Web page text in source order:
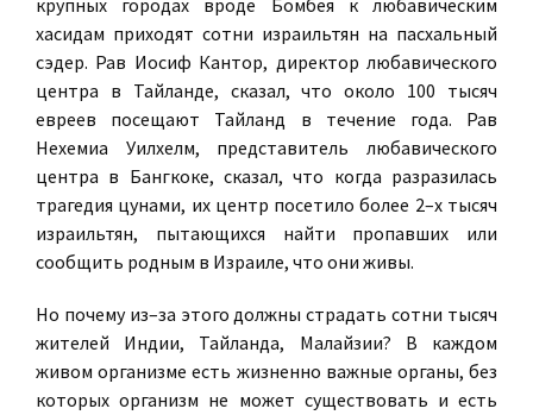
крупных городах вроде Бомбея к любавическим
хасидам приходят сотни израильтян на пасхальный
сэдер. Рав Иосиф Кантор, директор любавического
центра в Тайланде, сказал, что около 100 тысяч
евреев посещают Тайланд в течение года. Рав
Нехемиа Уилхелм, представитель любавического
центра в Бангкоке, сказал, что когда разразилась
трагедия цунами, их центр посетило более 2–х тысяч
израильтян, пытающихся найти пропавших или
сообщить родным в Израиле, что они живы.
Но почему из–за этого должны страдать сотни тысяч
жителей Индии, Тайланда, Малайзии? В каждом
живом организме есть жизненно важные органы, без
которых организм не может существовать и есть